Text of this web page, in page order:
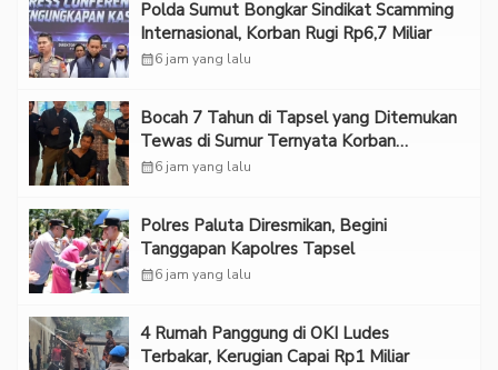
Polda Sumut Bongkar Sindikat Scamming
Internasional, Korban Rugi Rp6,7 Miliar
calendar_month6 jam yang lalu
Bocah 7 Tahun di Tapsel yang Ditemukan
Tewas di Sumur Ternyata Korban
Kekerasan Seksual
calendar_month6 jam yang lalu
Polres Paluta Diresmikan, Begini
Tanggapan Kapolres Tapsel
calendar_month6 jam yang lalu
‎4 Rumah Panggung di OKI Ludes
Terbakar, Kerugian Capai Rp1 Miliar